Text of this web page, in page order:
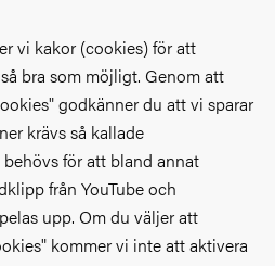
vi kakor (cookies) för att
bra som möjligt. Genom att
godkänner du att vi sparar
krävs så kallade
för att bland annat
från YouTube och
upp. Om du väljer att
kommer vi inte att aktivera
(Extern länk)
länk)
Om webbplatsen